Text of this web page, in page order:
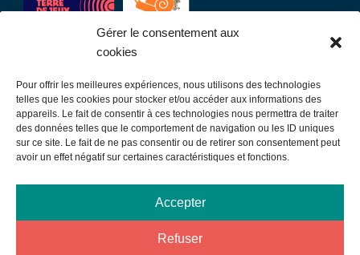
Gérer le consentement aux
cookies
Pour offrir les meilleures expériences, nous utilisons des technologies
telles que les cookies pour stocker et/ou accéder aux informations des
appareils. Le fait de consentir à ces technologies nous permettra de traiter
des données telles que le comportement de navigation ou les ID uniques
sur ce site. Le fait de ne pas consentir ou de retirer son consentement peut
avoir un effet négatif sur certaines caractéristiques et fonctions.
Accepter
Refuser
LIENS UTILES
Communauté de communes